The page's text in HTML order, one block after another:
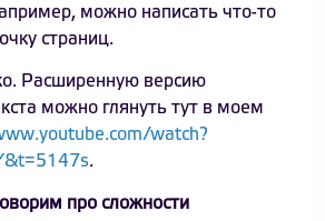
можно написать что-то
страниц.
Расширенную версию
можно глянуть тут в моем
watch?
.
про сложности